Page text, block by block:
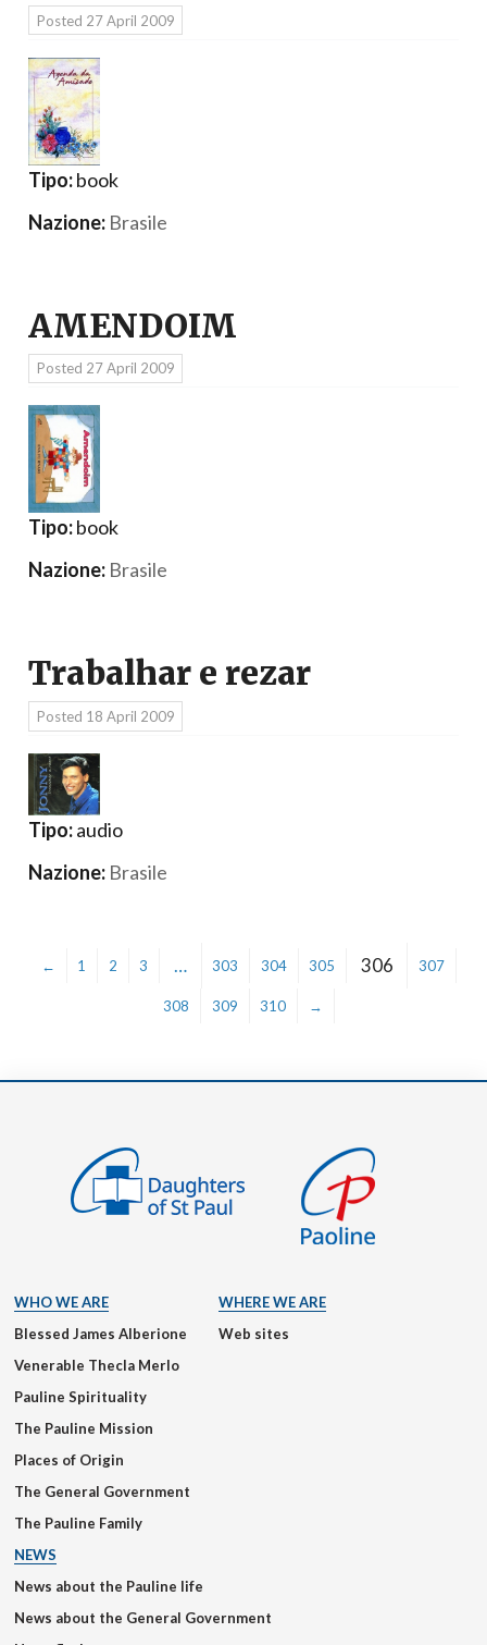
Posted 27 April 2009
Tipo:book
Nazione: Brasile
AMENDOIM
Posted 27 April 2009
Tipo:book
Nazione: Brasile
Trabalhar e rezar
Posted 18 April 2009
Tipo:audio
Nazione: Brasile
← 1 2 3 … 303 304 305 306 307
308 309 310 →
WHO WE ARE
Blessed James Alberione
Venerable Thecla Merlo
Pauline Spirituality
The Pauline Mission
Places of Origin
The General Government
The Pauline Family
WHERE WE ARE
Web sites
NEWS
News about the Pauline life
News about the General Government